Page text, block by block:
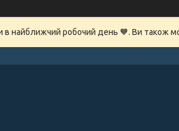
найближчий робочий день 🧡. Ви також